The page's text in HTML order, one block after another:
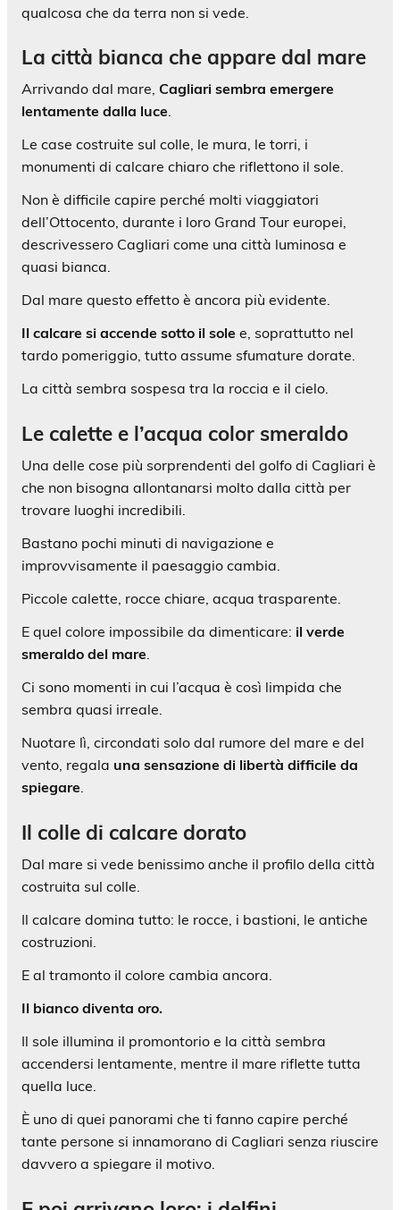
qualcosa che da terra non si vede.
La città bianca che appare dal mare
Arrivando dal mare, Cagliari sembra emergere
lentamente dalla luce.
Le case costruite sul colle, le mura, le torri, i
monumenti di calcare chiaro che riflettono il sole.
Non è difficile capire perché molti viaggiatori
dell’Ottocento, durante i loro Grand Tour europei,
descrivessero Cagliari come una città luminosa e
quasi bianca.
Dal mare questo effetto è ancora più evidente.
Il calcare si accende sotto il sole e, soprattutto nel
tardo pomeriggio, tutto assume sfumature dorate.
La città sembra sospesa tra la roccia e il cielo.
Le calette e l’acqua color smeraldo
Una delle cose più sorprendenti del golfo di Cagliari è
che non bisogna allontanarsi molto dalla città per
trovare luoghi incredibili.
Bastano pochi minuti di navigazione e
improvvisamente il paesaggio cambia.
Piccole calette, rocce chiare, acqua trasparente.
E quel colore impossibile da dimenticare: il verde
smeraldo del mare.
Ci sono momenti in cui l’acqua è così limpida che
sembra quasi irreale.
Nuotare lì, circondati solo dal rumore del mare e del
vento, regala una sensazione di libertà difficile da
spiegare.
Il colle di calcare dorato
Dal mare si vede benissimo anche il profilo della città
costruita sul colle.
Il calcare domina tutto: le rocce, i bastioni, le antiche
costruzioni.
E al tramonto il colore cambia ancora.
Il bianco diventa oro.
Il sole illumina il promontorio e la città sembra
accendersi lentamente, mentre il mare riflette tutta
quella luce.
È uno di quei panorami che ti fanno capire perché
tante persone si innamorano di Cagliari senza riuscire
davvero a spiegare il motivo.